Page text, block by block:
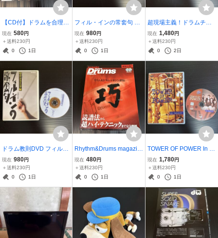
【CD付】ドラムを合理的
に征するルーディメンツ
活用法30 染川良成 リット
ーミュージック ドラム教
現在 580円
＋送料230円
0
1日
フィル・インの常套句 ロ
ック・ドラミング編 木村
万作 DVD Rittor Music 楽
譜なし
現在 980円
＋送料230円
0
1日
超現場主義！ドラムチュ
ーニングバイブル2 ～ジ
ャンル別サウンドメイク
術～ DVD 村上敦
現在 1,480円
＋送料230円
0
2日
ドラム教則DVD フィル・
インの常套句 ロック・ド
ラミング編 木村万作 Ritto
r Music 楽譜なし
現在 980円
＋送料230円
0
1日
Rhythm&Drums magazin
e リズム&ドラム・マガジ
ン直伝 巧 付録CD2枚付き
現在 480円
＋送料230円
0
1日
TOWER OF POWER In C
oncert DVD タワー・オ
ブ・パワー
現在 1,780円
＋送料230円
0
1日